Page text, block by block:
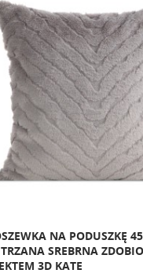
NA PODUSZKĘ
SREBRNA
3D KATE